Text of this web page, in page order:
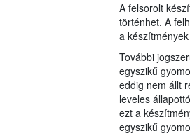
A felsorolt
történhet. A
a
További
egyszikű
eddig nem állt
leveles
ezt a
egyszikű